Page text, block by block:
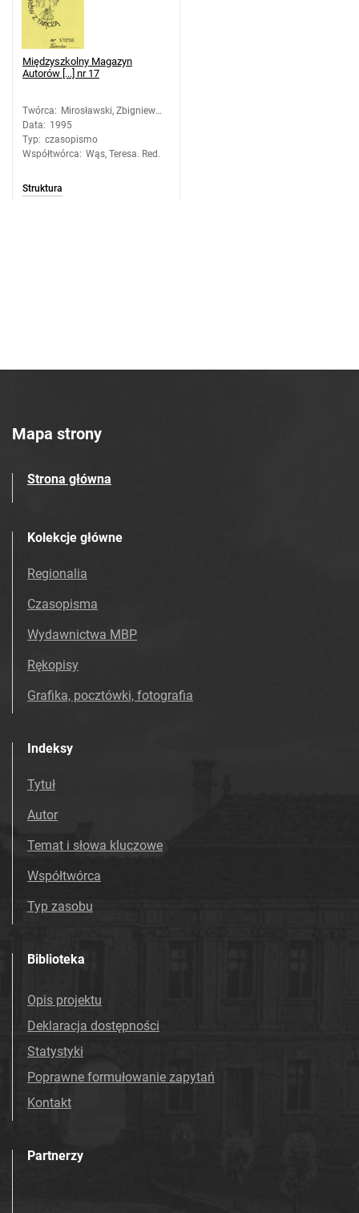
Międzyszkolny Magazyn
Autorów [...] nr 17
Twórca: Mirosławski, Zbigniew
(1958-). Oprac.
Data: 1995
Typ: czasopismo
Współtwórca: Wąs, Teresa. Red.
Struktura
Mapa strony
Strona główna
Kolekcje główne
Regionalia
Czasopisma
Wydawnictwa MBP
Rękopisy
Grafika, pocztówki, fotografia
Indeksy
Tytuł
Autor
Temat i słowa kluczowe
Współtwórca
Typ zasobu
Biblioteka
Opis projektu
Deklaracja dostępności
Statystyki
Poprawne formułowanie zapytań
Kontakt
Partnerzy